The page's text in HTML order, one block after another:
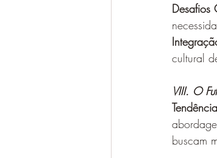
Desafios
cultural
VIII. O
buscam